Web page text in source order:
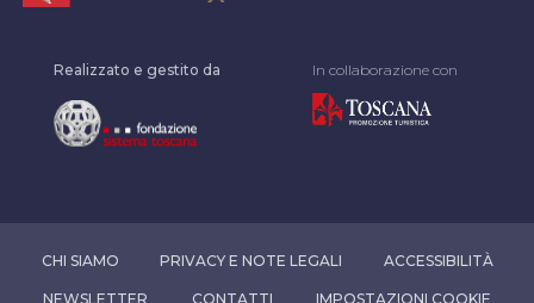
Realizzato e gestito da In collaborazione con
CHI SIAMO PRIVACY E NOTE LEGALI ACCESSIBILITÀ
NEWSLETTER CONTATTI IMPOSTAZIONI COOKIE